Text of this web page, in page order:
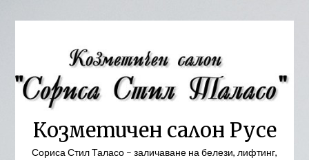
Козметичен салон Русе
Сориса Стил Таласо – заличаване на белези, лифтинг,